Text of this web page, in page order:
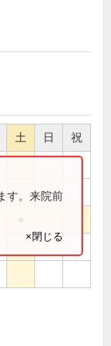
土 日 祝
す。来院前
×閉じる